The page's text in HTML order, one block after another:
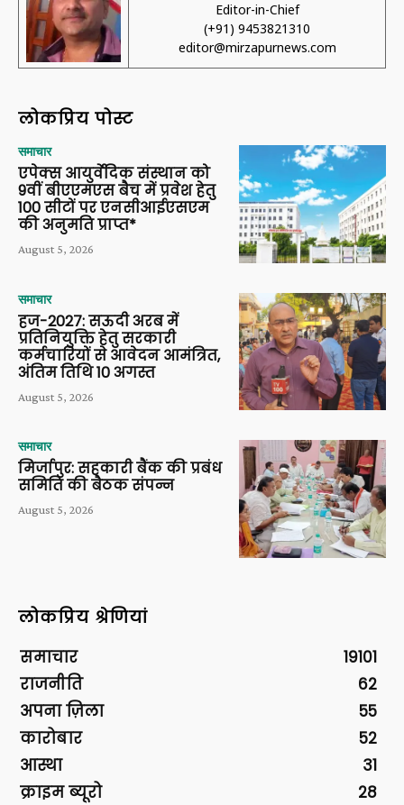
Editor-in-Chief
(+91) 9453821310
editor@mirzapurnews.com
लोकप्रिय पोस्ट
समाचार
एपेक्स आयुर्वेदिक संस्थान को
9वीं बीएएमएस बैच में प्रवेश हेतु
100 सीटों पर एनसीआईएसएम
की अनुमति प्राप्त*
August 5, 2026
समाचार
हज-2027: सऊदी अरब में
प्रतिनियुक्ति हेतु सरकारी
कर्मचारियों से आवेदन आमंत्रित,
अंतिम तिथि 10 अगस्त
August 5, 2026
समाचार
मिर्जापुर: सहकारी बैंक की प्रबंध
समिति की बैठक संपन्न
August 5, 2026
लोकप्रिय श्रेणियां
समाचार
19101
राजनीति
62
अपना ज़िला
55
कारोबार
52
आस्था
31
क्राइम ब्यूरो
28